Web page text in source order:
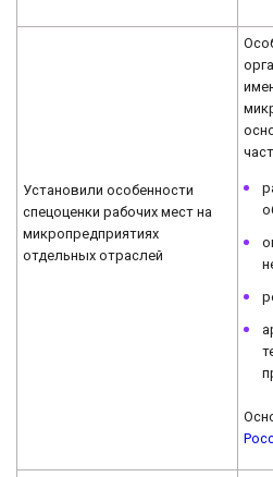
Установили особенности
спецоценки рабочих мест на
микропредприятиях
отдельных отраслей